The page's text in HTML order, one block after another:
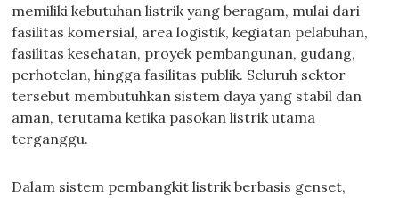
memiliki kebutuhan listrik yang beragam, mulai dari
fasilitas komersial, area logistik, kegiatan pelabuhan,
fasilitas kesehatan, proyek pembangunan, gudang,
perhotelan, hingga fasilitas publik. Seluruh sektor
tersebut membutuhkan sistem daya yang stabil dan
aman, terutama ketika pasokan listrik utama
terganggu.
Dalam sistem pembangkit listrik berbasis genset,